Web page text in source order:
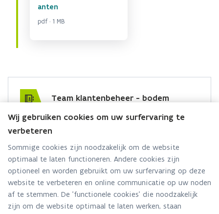
anten
pdf · 1 MB
Team klantenbeheer - bodem
Hebt u een vraag voor dit team? Stel ze hier:
Via contact formulier
Alle contactgegevens
Adres
Stationsstraat 110
2800 Mechelen
Wij gebruiken cookies om uw surfervaring te
verbeteren
Sommige cookies zijn noodzakelijk om de website
optimaal te laten functioneren. Andere cookies zijn
optioneel en worden gebruikt om uw surfervaring op deze
website te verbeteren en online communicatie op uw noden
af te stemmen. De 'functionele cookies' die noodzakelijk
zijn om de website optimaal te laten werken, staan